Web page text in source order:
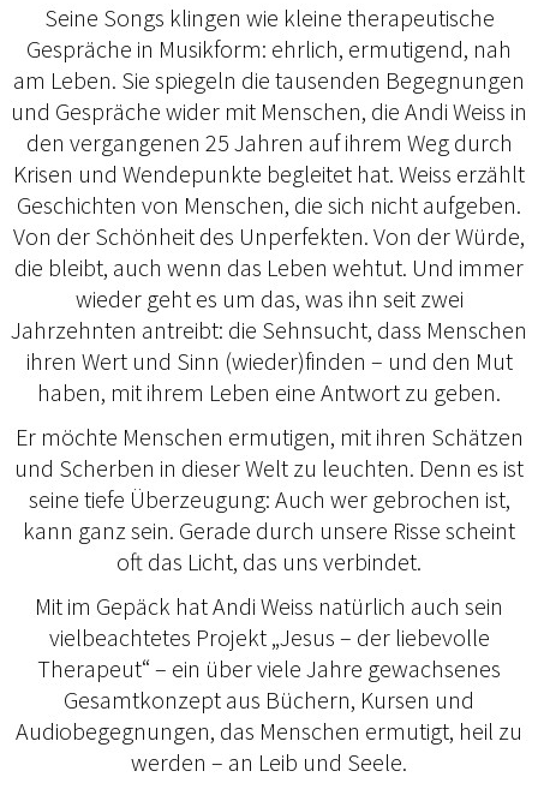
Seine Songs klingen wie kleine therapeutische
Gespräche in Musikform: ehrlich, ermutigend, nah
am Leben. Sie spiegeln die tausenden Begegnungen
und Gespräche wider mit Menschen, die Andi Weiss in
den vergangenen 25 Jahren auf ihrem Weg durch
Krisen und Wendepunkte begleitet hat. Weiss erzählt
Geschichten von Menschen, die sich nicht aufgeben.
Von der Schönheit des Unperfekten. Von der Würde,
die bleibt, auch wenn das Leben wehtut. Und immer
wieder geht es um das, was ihn seit zwei
Jahrzehnten antreibt: die Sehnsucht, dass Menschen
ihren Wert und Sinn (wieder)finden – und den Mut
haben, mit ihrem Leben eine Antwort zu geben.
Er möchte Menschen ermutigen, mit ihren Schätzen
und Scherben in dieser Welt zu leuchten. Denn es ist
seine tiefe Überzeugung: Auch wer gebrochen ist,
kann ganz sein. Gerade durch unsere Risse scheint
oft das Licht, das uns verbindet.
Mit im Gepäck hat Andi Weiss natürlich auch sein
vielbeachtetes Projekt „Jesus – der liebevolle
Therapeut“ – ein über viele Jahre gewachsenes
Gesamtkonzept aus Büchern, Kursen und
Audiobegegnungen, das Menschen ermutigt, heil zu
werden – an Leib und Seele.